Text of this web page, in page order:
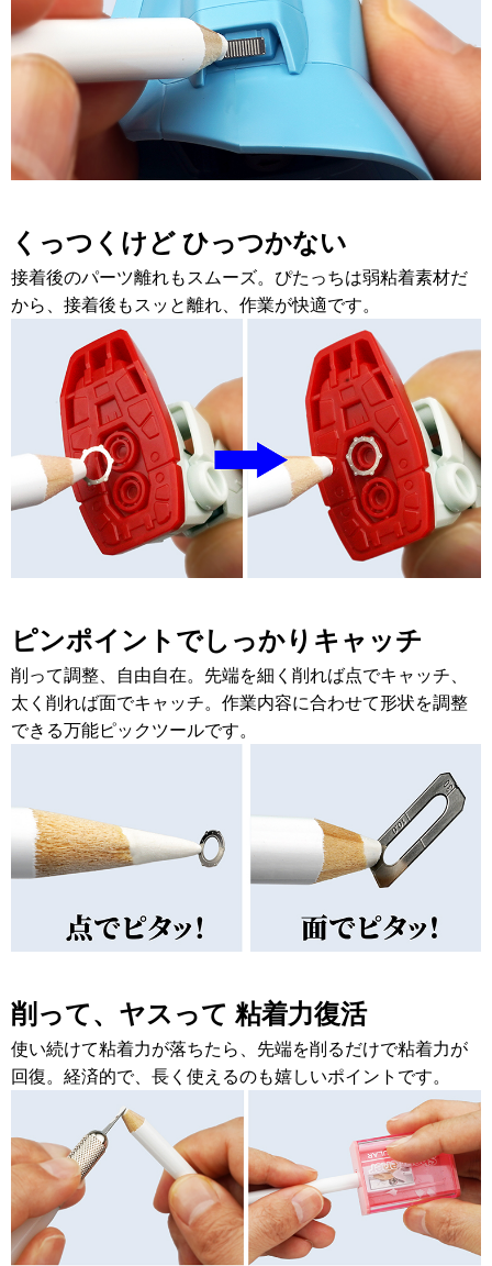
くっつくけど ひっつかない
接着後のパーツ離れもスムーズ。ぴたっちは弱粘着素材だ
から、接着後もスッと離れ、作業が快適です。
ピンポイントでしっかりキャッチ
削って調整、自由自在。先端を細く削れば点でキャッチ、
太く削れば面でキャッチ。作業内容に合わせて形状を調整
できる万能ピックツールです。
削って、ヤスって 粘着力復活
使い続けて粘着力が落ちたら、先端を削るだけで粘着力が
回復。経済的で、長く使えるのも嬉しいポイントです。